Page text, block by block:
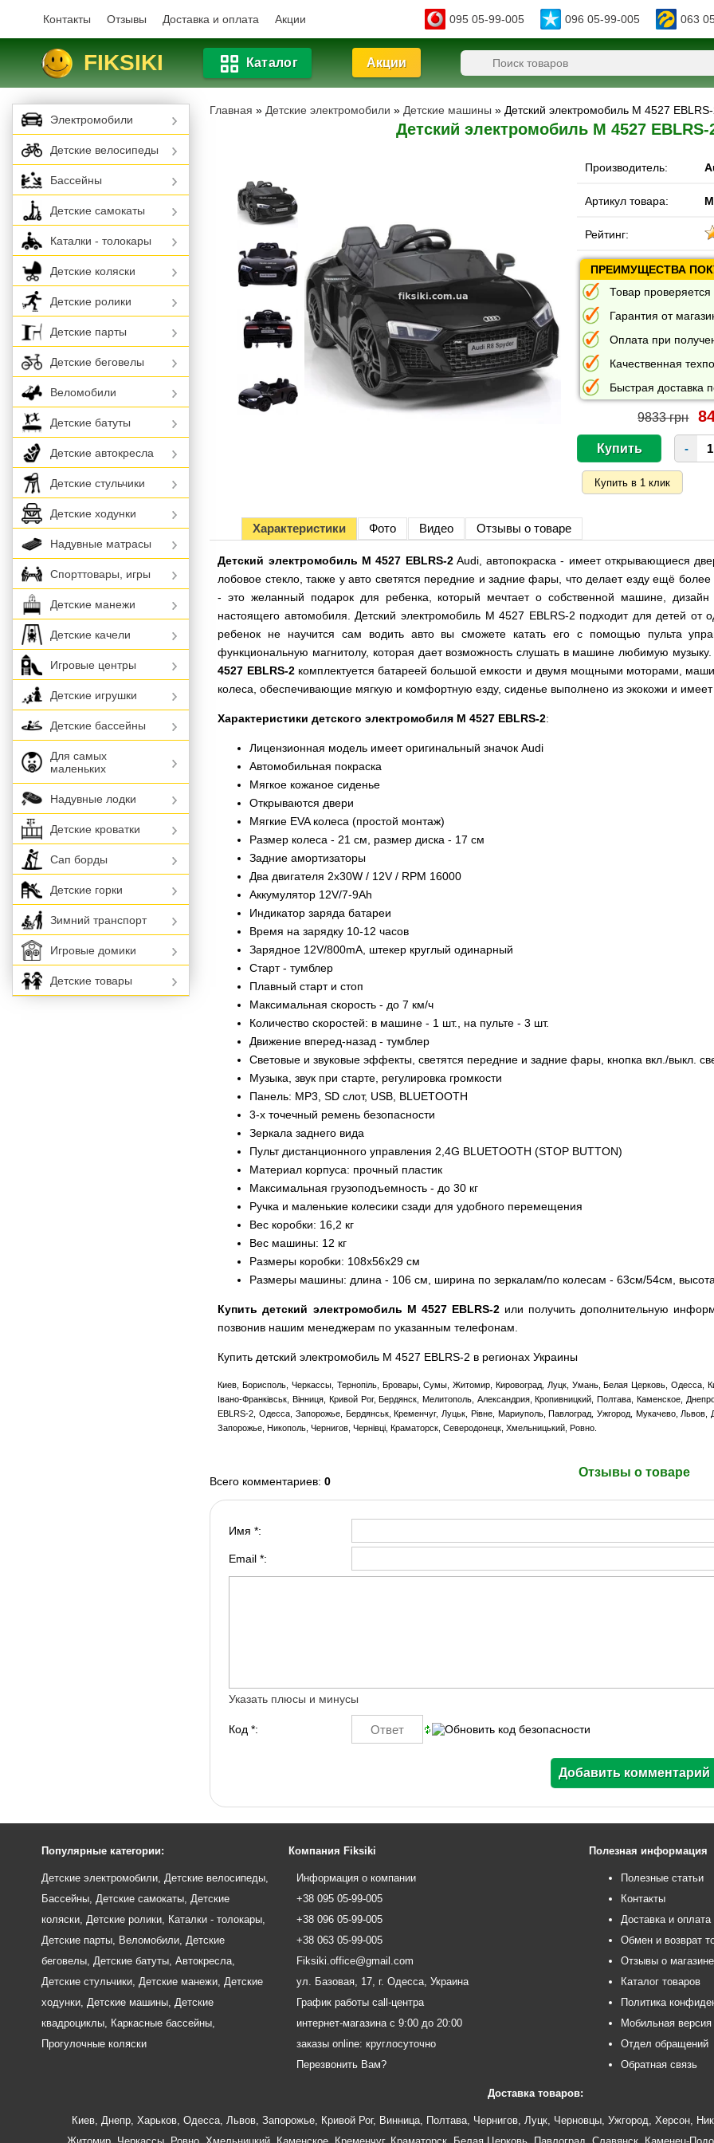
Контакты Отзывы Доставка и оплата Акции 095 05-99-005 096 05-99-005 063
FIKSIKI Каталог Акции
Главная » Детские электромобили » Детские машины » Детский электромобиль M 4527
Детский электромобиль M 4527
Производитель:
Артикул товара:
Рейтинг:
ПРЕИМУЩЕСТВА
Товар
Гарантия от
Оплата при
Качественная
Быстрая доставка
9833 грн
-
Характеристики Фото Видео Отзывы о товаре
Детский электромобиль M 4527 EBLRS-2Audi, автопокраска - имеет открывающиеся
лобовое стекло, также у авто светятся передние и задние фары, что делает езду ещё
- это желанный подарок для ребенка, который мечтает о собственной машине,
настоящего автомобиля. Детский электромобиль M 4527 EBLRS-2 подходит для детей от
ребенок не научится сам водить авто вы сможете катать его с помощью пульта
функциональную магнитолу, которая дает возможность слушать в машине любимую
4527 EBLRS-2комплектуется батареей большой емкости и двумя мощными моторами,
колеса, обеспечивающие мягкую и комфортную езду, сиденье выполнено из экокожи и имеет
Характеристики детского электромобиля M 4527 EBLRS-2:
Лицензионная модель имеет оригинальный значок Audi
Автомобильная покраска
Мягкое кожаное сиденье
Открываются двери
Мягкие EVA колеса (простой монтаж)
Размер колеса - 21 см, размер диска - 17 см
Задние амортизаторы
Два двигателя 2x30W / 12V / RPM 16000
Аккумулятор 12V/7-9Ah
Индикатор заряда батареи
Время на зарядку 10-12 часов
Зарядное 12V/800mA, штекер круглый одинарный
Старт - тумблер
Плавный старт и стоп
Максимальная скорость - до 7 км/ч
Количество скоростей: в машине - 1 шт., на пульте - 3 шт.
Движение вперед-назад - тумблер
Световые и звуковые эффекты, светятся передние и задние фары, кнопка вкл./выкл.
Музыка, звук при старте, регулировка громкости
Панель: MP3, SD слот, USB, BLUETOOTH
3-х точечный ремень безопасности
Зеркала заднего вида
Пульт дистанционного управления 2,4G BLUETOOTH (STOP BUTTON)
Материал корпуса: прочный пластик
Максимальная грузоподъемность - до 30 кг
Ручка и маленькие колесики сзади для удобного перемещения
Вес коробки: 16,2 кг
Вес машины: 12 кг
Размеры коробки: 108х56х29 см
Размеры машины: длина - 106 см, ширина по зеркалам/по колесам - 63см/54см,
Купить детский электромобиль M 4527 EBLRS-2или получить дополнительную
позвонив нашим менеджерам по указанным телефонам.
Купить детский электромобиль M 4527 EBLRS-2 в регионах Украины
Киев, Борисполь, Черкассы, Тернопіль, Бровары, Сумы, Житомир, Кировоград, Луцк, Умань, Белая Церковь, Одесса,
Івано-Франківськ, Вінниця, Кривой Рог, Бердянск, Мелитополь, Александрия, Кропивницкий, Полтава, Каменское,
EBLRS-2, Одесса, Запорожье, Бердянськ, Кременчуг, Луцьк, Рівне, Мариуполь, Павлоград, Ужгород, Мукачево, Львов,
Запорожье, Никополь, Чернигов, Чернівці, Краматорск, Северодонецк, Хмельницький, Ровно.
Отзывы о товаре
Всего комментариев:0
Имя *:
Email *:
Указать плюсы и минусы
Код *:
Электромобили
Детские велосипеды
Бассейны
Детские самокаты
Каталки - толокары
Детские коляски
Детские ролики
Детские парты
Детские беговелы
Веломобили
Детские батуты
Детские автокресла
Детские стульчики
Детские ходунки
Надувные матрасы
Спорттовары, игры
Детские манежи
Детские качели
Игровые центры
Детские игрушки
Детские бассейны
Для самых
маленьких
Надувные лодки
Детские кроватки
Сап борды
Детские горки
Зимний транспорт
Игровые домики
Детские товары
Популярные категории:
Детские электромобили Детские велосипеды
Бассейны Детские самокаты Детские
коляски Детские ролики Каталки - толокары
Детские парты Веломобили Детские
беговелы Детские батуты Автокресла
Детские стульчики Детские манежи Детские
ходунки Детские машины Детские
квадроциклы Каркасные бассейны
Прогулочные коляски
Компания Fiksiki
Информация о компании
+38 095 05-99-005
+38 096 05-99-005
+38 063 05-99-005
Fiksiki.office@gmail.com
ул. Базовая, 17, г. Одесса, Украина
График работы call-центра
интернет-магазина с 9:00 до 20:00
заказы online: круглосуточно
Перезвонить Вам?
Полезная информация
Полезные статьи
Контакты
Доставка и оплата
Обмен и возврат
Отзывы о магазине
Каталог товаров
Политика
Мобильная версия
Отдел обращений
Обратная связь
Доставка товаров:
Киев, Днепр, Харьков, Одесса, Львов, Запорожье, Кривой Рог, Винница, Полтава, Чернигов, Луцк, Черновцы, Ужгород Херсон,
Житомир Черкассы Ровно Хмельницкий Каменское Кременчуг, Краматорск Белая Церковь Павлоград Славянск Каменец-